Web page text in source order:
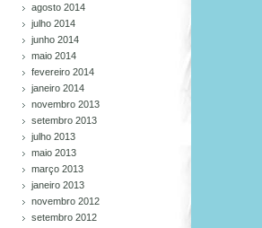
agosto 2014
julho 2014
junho 2014
maio 2014
fevereiro 2014
janeiro 2014
novembro 2013
setembro 2013
julho 2013
maio 2013
março 2013
janeiro 2013
novembro 2012
setembro 2012